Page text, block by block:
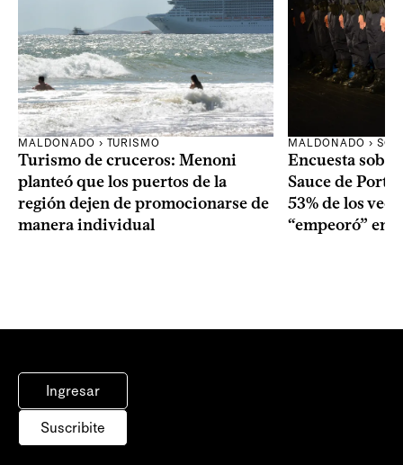
MALDONADO › TURISMO
Turismo de cruceros: Menoni
planteó que los puertos de la
región dejen de promocionarse de
manera individual
MALDONADO ›
Encuesta
Sauce de
53% de los
“empeoró” en
Ingresar
Suscribite